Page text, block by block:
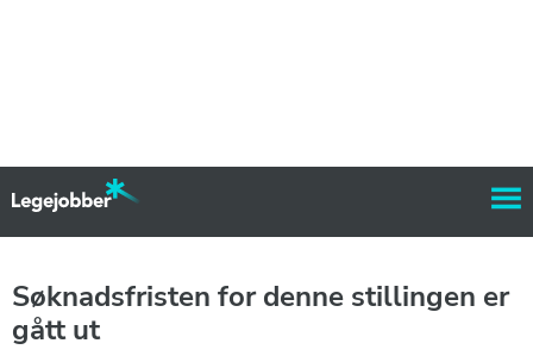
Søknadsfristen for denne stillingen er
gått ut